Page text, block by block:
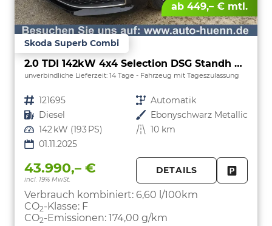
ab 449,– € mtl.
Skoda Superb Combi
2.0 TDI 142kW 4x4 Selection DSG Standh Sound AHK 360 Head Up Pano
unverbindliche Lieferzeit: 14 Tage Fahrzeug mit Tageszulassung
Fahrzeugnr. 121695 Getriebe Automatik
Kraftstoff Diesel Außenfarbe Ebonyschwarz Metallic
Leistung 142 kW (193 PS) Kilometerstand 10 km
01.11.2025
43.990,– €
incl. 19% MwSt.
DETAILS
Verbrauch kombiniert: 6,60 l/100km
CO2-Klasse: F
CO2-Emissionen: 174,00 g/km